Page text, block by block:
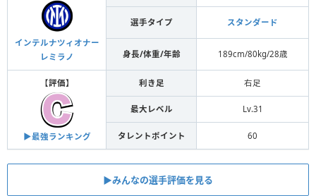
インテルナツィオナー
レミラノ
選手タイプ スタンダード
身長/体重/年齢 189cm/80kg/28歳
【評価】
▶︎最強ランキング
利き足 右足
最大レベル Lv.31
タレントポイント 60
▶︎みんなの選手評価を見る